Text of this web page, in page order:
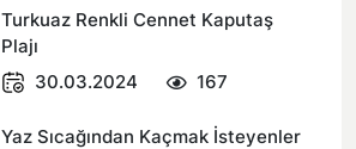
Turkuaz Renkli Cennet Kaputaş
Plajı
30.03.2024
167
Yaz Sıcağından Kaçmak İsteyenler